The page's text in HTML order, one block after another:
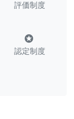
評価制度
stars
認定制度